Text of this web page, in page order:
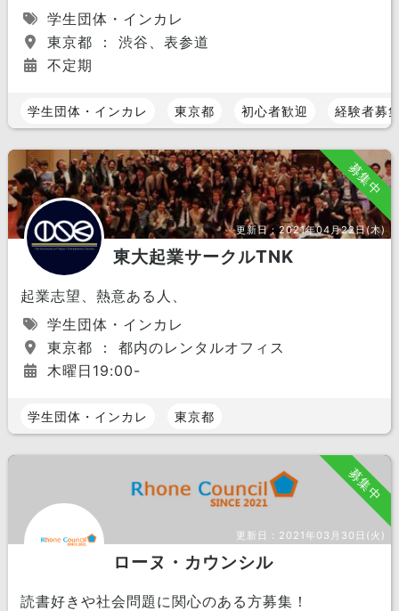
学生団体・インカレ
東京都 ： 渋谷、表参道
不定期
学生団体・インカレ 東京都 初心者歓迎 経験者募
募集中
更新日：2021年04月22日(木)
東大起業サークルTNK
起業志望、熱意ある人、
学生団体・インカレ
東京都 ： 都内のレンタルオフィス
木曜日19:00-
学生団体・インカレ 東京都
募集中
更新日： 2021年03月30日(火)
ローヌ・カウンシル
読書好きや社会問題に関心のある方募集！